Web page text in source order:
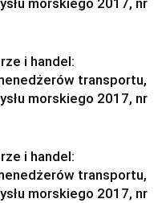
i handel:
transportu,
morskiego 2017, nr
i handel:
transportu,
morskiego 2017, nr